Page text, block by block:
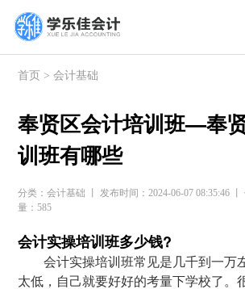
首页 >会计基础
奉贤区会计培训班—奉
训班有哪些
分类：会计基础 丨 发布时间：2024-06-07 08:35:46
量：585
会计实操培训班多少钱?
会计实操培训班常见是几千到一万
太低，自己就要好好的考量下学校了。